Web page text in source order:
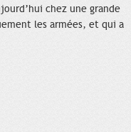
chez une grande
les armées, et qui a